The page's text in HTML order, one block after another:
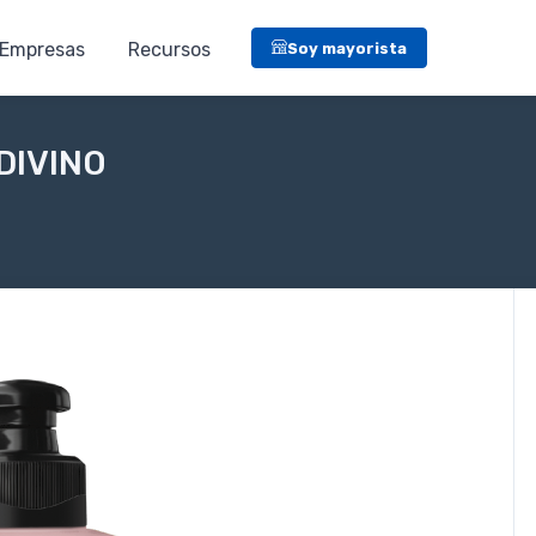
Recursos Soy mayorista